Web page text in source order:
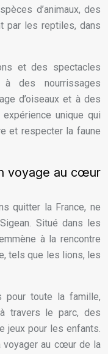
d’animaux, des
par les reptiles, dans
et des spectacles
des nourrissages
d’oiseaux et à des
unique qui
et respecter la faune
voyage au cœur
quitter la France, ne
Situé dans les
à la rencontre
tels que les lions, les
pour toute la famille,
travers le parc, des
jeux pour les enfants.
voyager au cœur de la